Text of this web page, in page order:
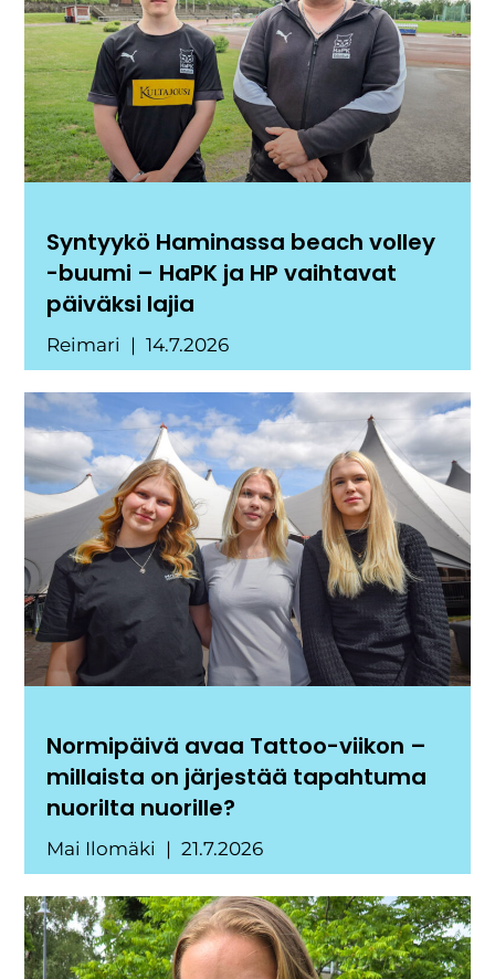
Syntyykö Haminassa beach volley
-buumi – HaPK ja HP vaihtavat
päiväksi lajia
Reimari 14.7.2026
Normipäivä avaa Tattoo-viikon –
millaista on järjestää tapahtuma
nuorilta nuorille?
Mai Ilomäki 21.7.2026